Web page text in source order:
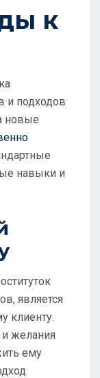
к
и подходов
новые
навыки и
является
клиенту.
и желания
ему